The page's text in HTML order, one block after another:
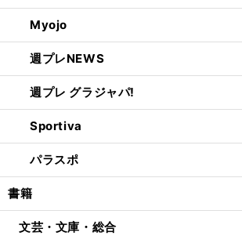
Myojo
週プレNEWS
週プレ グラジャパ!
Sportiva
パラスポ
書籍
文芸・文庫・総合